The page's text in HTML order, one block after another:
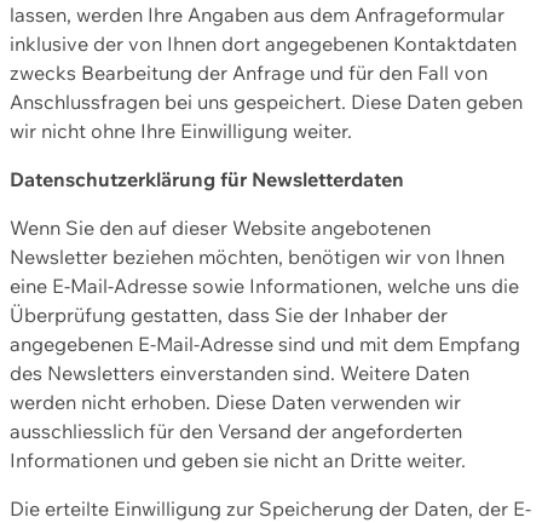
lassen, werden Ihre Angaben aus dem Anfrageformular
inklusive der von Ihnen dort angegebenen Kontaktdaten
zwecks Bearbeitung der Anfrage und für den Fall von
Anschlussfragen bei uns gespeichert. Diese Daten geben
wir nicht ohne Ihre Einwilligung weiter.
Datenschutzerklärung für Newsletterdaten
Wenn Sie den auf dieser Website angebotenen
Newsletter beziehen möchten, benötigen wir von Ihnen
eine E-Mail-Adresse sowie Informationen, welche uns die
Überprüfung gestatten, dass Sie der Inhaber der
angegebenen E-Mail-Adresse sind und mit dem Empfang
des Newsletters einverstanden sind. Weitere Daten
werden nicht erhoben. Diese Daten verwenden wir
ausschliesslich für den Versand der angeforderten
Informationen und geben sie nicht an Dritte weiter.
Die erteilte Einwilligung zur Speicherung der Daten, der E-